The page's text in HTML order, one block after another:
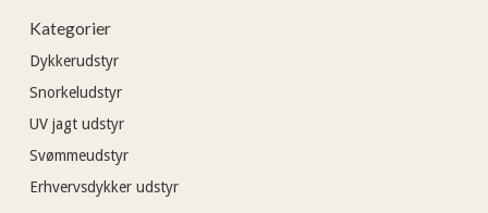
Kategorier
Dykkerudstyr
Snorkeludstyr
UV jagt udstyr
Svømmeudstyr
Erhvervsdykker udstyr